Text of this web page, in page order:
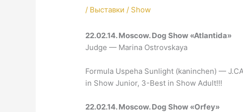
/ Выставки / Show
22.02.14. Moscow. Dog Show «Atlantida»
Judge — Marina Ostrovskaya
Formula Uspeha Sunlight (kaninchen) —
in Show Junior, 3-Best in Show Adult!!!
22.02.14. Moscow. Dog Show «Orfey»